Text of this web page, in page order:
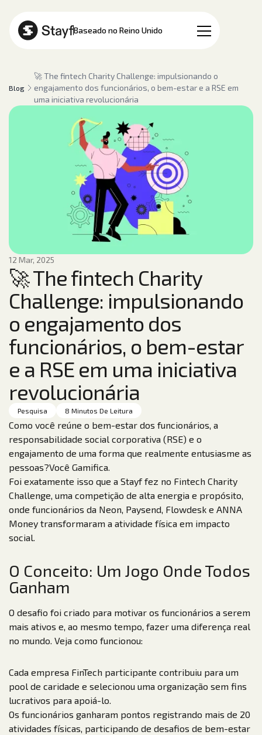
Baseado no Reino Unido
Blog
🚀 The fintech Charity Challenge: impulsionando o
engajamento dos funcionários, o bem-estar e a RSE em
uma iniciativa revolucionária
12 Mar, 2025
🚀 The fintech Charity
Challenge: impulsionando
o engajamento dos
funcionários, o bem-estar
e a RSE em uma iniciativa
revolucionária
Pesquisa 8 Minutos De Leitura
Como você reúne o bem-estar dos funcionários, a
responsabilidade social corporativa (RSE) e o
engajamento de uma forma que realmente entusiasme as
pessoas?Você Gamifica.
Foi exatamente isso que a Stayf fez no Fintech Charity
Challenge, uma competição de alta energia e propósito,
onde funcionários da Neon, Paysend, Flowdesk e ANNA
Money transformaram a atividade física em impacto
social.
O Conceito: Um Jogo Onde Todos
Ganham
O desafio foi criado para motivar os funcionários a serem
mais ativos e, ao mesmo tempo, fazer uma diferença real
no mundo. Veja como funcionou:
Cada empresa FinTech participante contribuiu para um
pool de caridade e selecionou uma organização sem fins
lucrativos para apoiá-lo.
Os funcionários ganharam pontos registrando mais de 20
atividades físicas, participando de desafios de bem-estar